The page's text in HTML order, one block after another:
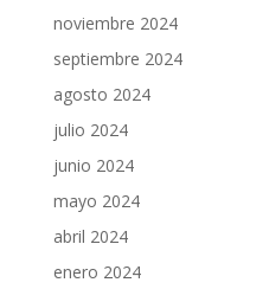
noviembre 2024
septiembre 2024
agosto 2024
julio 2024
junio 2024
mayo 2024
abril 2024
enero 2024